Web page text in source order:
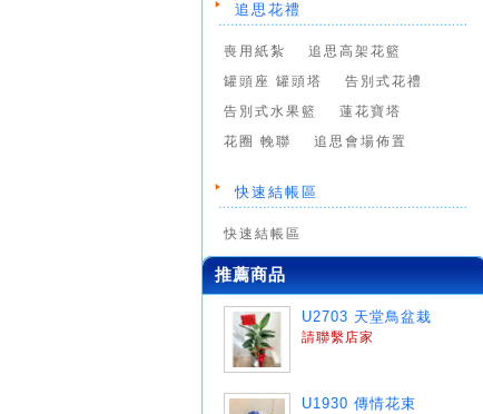
追思花禮
喪用紙紮
追思高架花籃
罐頭座 罐頭塔
告別式花禮
告別式水果籃
蓮花寶塔
花圈 輓聯
追思會場佈置
快速結帳區
快速結帳區
推薦商品
U2703 天堂鳥盆栽
請聯繫店家
U1930 傳情花束